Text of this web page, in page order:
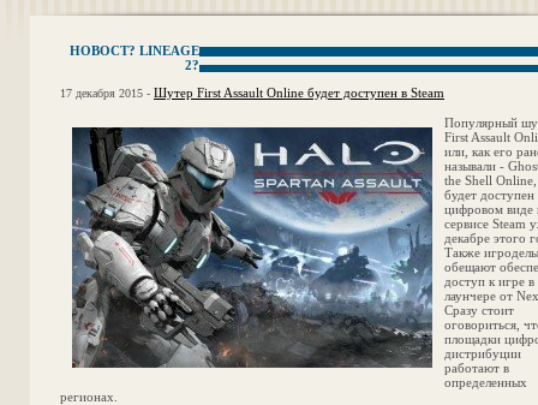
НОВОСТ? LINEAGE
2?
17 декабря 2015 - Шутер First Assault Online будет доступен в Steam
Популярный
First Assault
или, как его
называли -
the Shell Online,
будет доступен
цифровом виде
сервисе Steam
декабре этого
Также игроделы
обещают
доступ к игре в
лаунчере от
Сразу стоит
оговориться,
площадки
дистрибуции
работают в
определенных
регионах.